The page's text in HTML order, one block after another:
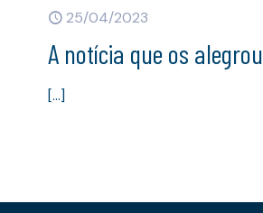
25/04/2023
A notícia que os alegrou
[…]